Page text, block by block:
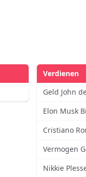
Verdienen
Geld John
Elon Musk
Cristiano
Vermogen
Nikkie